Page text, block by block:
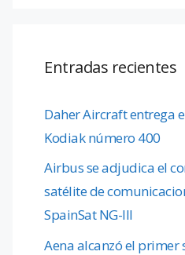
Entradas recientes
Daher Aircraft entrega
Kodiak número 400
Airbus se adjudica el
satélite de
SpainSat NG-III
Aena alcanzó el primer